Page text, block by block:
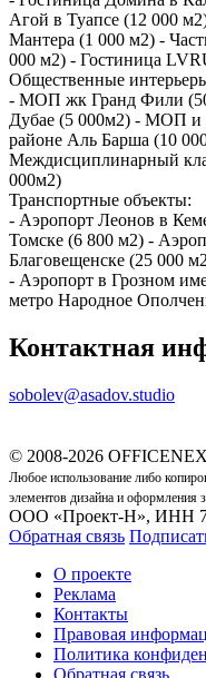
Агой в Туапсе (12 000
Мантера (1 000 м2) -
000 м2) - Гостиница
Общественные
- МОП жк Гранд Фили
Дубае (5 000м2) - МОП и
районе Аль Барша (10
Междисциплинарный
000м2)
Транспортные объекты:
- Аэропорт Леонов в
Томске (6 800 м2) -
Благовещенске (25 000
- Аэропорт в Грозном
метро Народное
Контактная
sobolev@asadov.studio
© 2008-2026
Любое использование либо
элементов дизайна и оформления
ООО «Проект-Н», ИНН
Обратная связь
О проекте
Реклама
Контакты
Правовая
Политика
Обратная связь